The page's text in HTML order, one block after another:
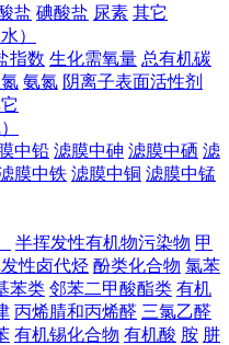
盐 碘酸盐 尿素 其它
）
指数 生化需氧量 总有机碳
氨氮 阴离子表面活性剂
中铅 滤膜中砷 滤膜中硒 滤
膜中铁 滤膜中铜 滤膜中锰
半挥发性有机物污染物 甲
性卤代烃 酚类化合物 氯苯
苯类 邻苯二甲酸酯类 有机
丙烯腈和丙烯醛 三氯乙醛
有机锡化合物 有机酸 胺 肼